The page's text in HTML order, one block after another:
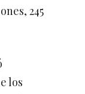
245
los